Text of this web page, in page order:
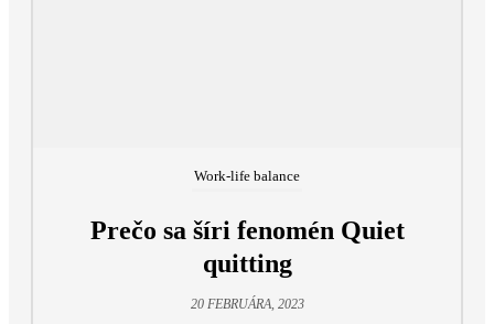
Work-life balance
Prečo sa šíri fenomén Quiet
quitting
20 FEBRUÁRA, 2023